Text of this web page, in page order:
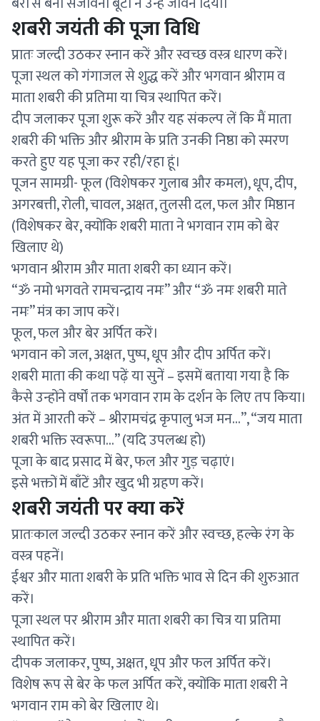
शबरी जयंती की पूजा विधि
प्रातः जल्दी उठकर स्नान करें और स्वच्छ वस्त्र धारण करें।
पूजा स्थल को गंगाजल से शुद्ध करें और भगवान श्रीराम व
माता शबरी की प्रतिमा या चित्र स्थापित करें।
दीप जलाकर पूजा शुरू करें और यह संकल्प लें कि मैं माता
शबरी की भक्ति और श्रीराम के प्रति उनकी निष्ठा को स्मरण
करते हुए यह पूजा कर रही/रहा हूं।
पूजन सामग्री- फूल (विशेषकर गुलाब और कमल), धूप, दीप,
अगरबत्ती, रोली, चावल, अक्षत, तुलसी दल, फल और मिष्ठान
(विशेषकर बेर, क्योंकि शबरी माता ने भगवान राम को बेर
खिलाए थे)
भगवान श्रीराम और माता शबरी का ध्यान करें।
“ॐ नमो भगवते रामचन्द्राय नमः” और “ॐ नमः शबरी माते
नमः” मंत्र का जाप करें।
फूल, फल और बेर अर्पित करें।
भगवान को जल, अक्षत, पुष्प, धूप और दीप अर्पित करें।
शबरी माता की कथा पढ़ें या सुनें – इसमें बताया गया है कि
कैसे उन्होंने वर्षों तक भगवान राम के दर्शन के लिए तप किया।
अंत में आरती करें – श्रीरामचंद्र कृपालु भज मन…”, “जय माता
शबरी भक्ति स्वरूपा…” (यदि उपलब्ध हो)
पूजा के बाद प्रसाद में बेर, फल और गुड़ चढ़ाएं।
इसे भक्तों में बाँटें और खुद भी ग्रहण करें।
शबरी जयंती पर क्या करें
प्रातःकाल जल्दी उठकर स्नान करें और स्वच्छ, हल्के रंग के
वस्त्र पहनें।
ईश्वर और माता शबरी के प्रति भक्ति भाव से दिन की शुरुआत
करें।
पूजा स्थल पर श्रीराम और माता शबरी का चित्र या प्रतिमा
स्थापित करें।
दीपक जलाकर, पुष्प, अक्षत, धूप और फल अर्पित करें।
विशेष रूप से बेर के फल अर्पित करें, क्योंकि माता शबरी ने
भगवान राम को बेर खिलाए थे।